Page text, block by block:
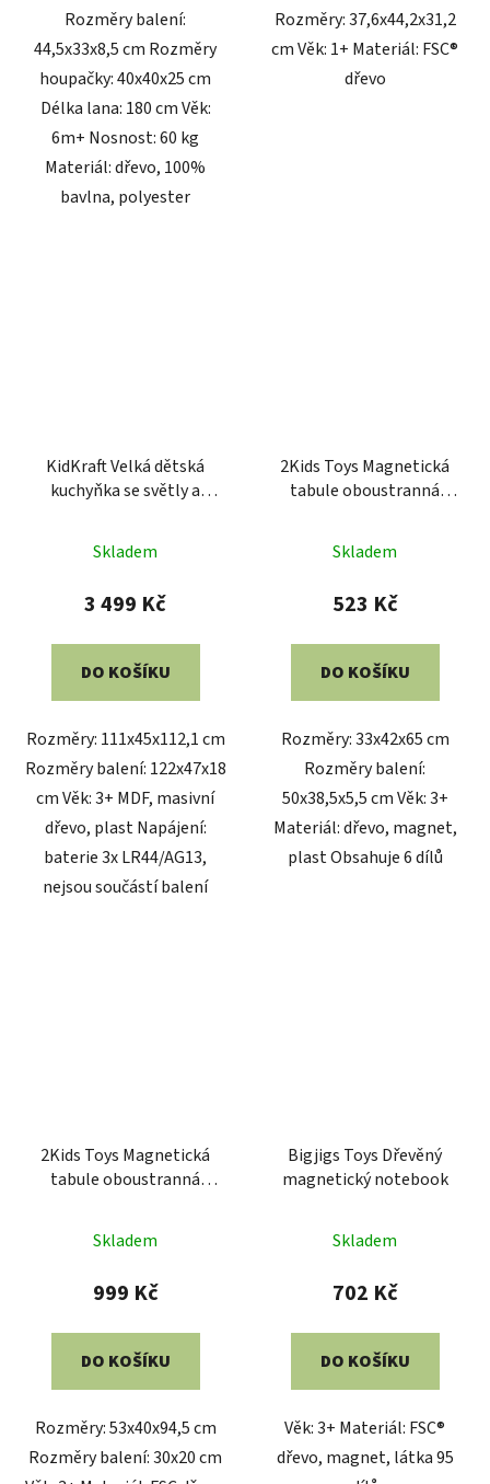
hvězdiček.
Rozměry balení:
44,5x33x8,5 cm Rozměry
houpačky: 40x40x25 cm
Délka lana: 180 cm Věk:
6m+ Nosnost: 60 kg
Materiál: dřevo, 100%
bavlna, polyester
Rozměry: 37,6x44,2x31,2
cm Věk: 1+ Materiál: FSC®
dřevo
KidKraft Velká dětská
kuchyňka se světly a
Skladem
3 499 Kč
DO KOŠÍKU
Rozměry: 111x45x112,1 cm
Rozměry balení: 122x47x18
cm Věk: 3+ MDF, masivní
dřevo, plast Napájení:
baterie 3x LR44/AG13,
nejsou součástí balení
2Kids Toys Magnetická
tabule oboustranná
Skladem
523 Kč
DO KOŠÍKU
Rozměry: 33x42x65 cm
Rozměry balení:
50x38,5x5,5 cm Věk: 3+
Materiál: dřevo, magnet,
plast Obsahuje 6 dílů
2Kids Toys Magnetická
tabule oboustranná
Skladem
999 Kč
DO KOŠÍKU
Rozměry: 53x40x94,5 cm
Rozměry balení: 30x20 cm
Bigjigs Toys Dřevěný
magnetický notebook
Skladem
702 Kč
DO KOŠÍKU
Věk: 3+ Materiál: FSC®
dřevo, magnet, látka 95